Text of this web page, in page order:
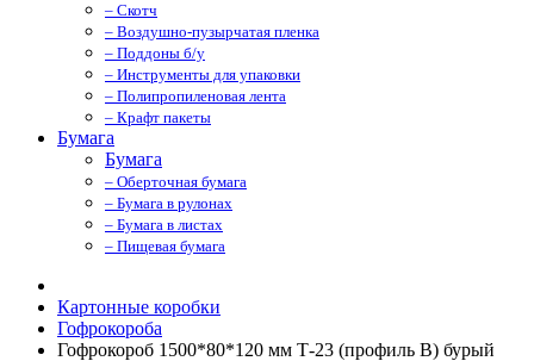
– Скотч
– Воздушно-пузырчатая пленка
– Поддоны б/у
– Инструменты для упаковки
– Полипропиленовая лента
– Крафт пакеты
Бумага
Бумага
– Оберточная бумага
– Бумага в рулонах
– Бумага в листах
– Пищевая бумага
Картонные коробки
Гофрокороба
Гофрокороб 1500*80*120 мм Т-23 (профиль B) бурый